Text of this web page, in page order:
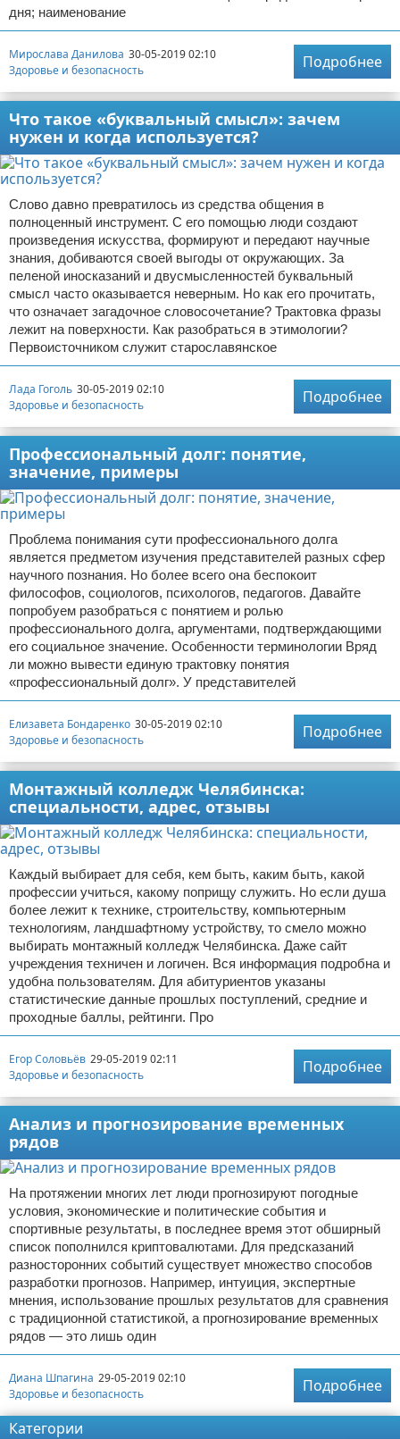
дня; наименование
Мирослава Данилова 30-05-2019 02:10
Здоровье и безопасность
Подробнее
Что такое «буквальный смысл»: зачем
нужен и когда используется?
Слово давно превратилось из средства общения в
полноценный инструмент. С его помощью люди создают
произведения искусства, формируют и передают научные
знания, добиваются своей выгоды от окружающих. За
пеленой иносказаний и двусмысленностей буквальный
смысл часто оказывается неверным. Но как его прочитать,
что означает загадочное словосочетание? Трактовка фразы
лежит на поверхности. Как разобраться в этимологии?
Первоисточником служит старославянское
Лада Гоголь 30-05-2019 02:10
Здоровье и безопасность
Подробнее
Профессиональный долг: понятие,
значение, примеры
Проблема понимания сути профессионального долга
является предметом изучения представителей разных сфер
научного познания. Но более всего она беспокоит
философов, социологов, психологов, педагогов. Давайте
попробуем разобраться с понятием и ролью
профессионального долга, аргументами, подтверждающими
его социальное значение. Особенности терминологии Вряд
ли можно вывести единую трактовку понятия
«профессиональный долг». У представителей
Елизавета Бондаренко 30-05-2019 02:10
Здоровье и безопасность
Подробнее
Монтажный колледж Челябинска:
специальности, адрес, отзывы
Каждый выбирает для себя, кем быть, каким быть, какой
профессии учиться, какому поприщу служить. Но если душа
более лежит к технике, строительству, компьютерным
технологиям, ландшафтному устройству, то смело можно
выбирать монтажный колледж Челябинска. Даже сайт
учреждения техничен и логичен. Вся информация подробна и
удобна пользователям. Для абитуриентов указаны
статистические данные прошлых поступлений, средние и
проходные баллы, рейтинги. Про
Егор Соловьёв 29-05-2019 02:11
Здоровье и безопасность
Подробнее
Анализ и прогнозирование временных
рядов
На протяжении многих лет люди прогнозируют погодные
условия, экономические и политические события и
спортивные результаты, в последнее время этот обширный
список пополнился криптовалютами. Для предсказаний
разносторонних событий существует множество способов
разработки прогнозов. Например, интуиция, экспертные
мнения, использование прошлых результатов для сравнения
с традиционной статистикой, а прогнозирование временных
рядов — это лишь один
Диана Шпагина 29-05-2019 02:10
Здоровье и безопасность
Подробнее
Категории